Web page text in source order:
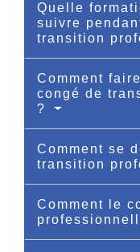
Quelle
suivre
transition
Comment
congé de
?
Comment se
transition
Comment le